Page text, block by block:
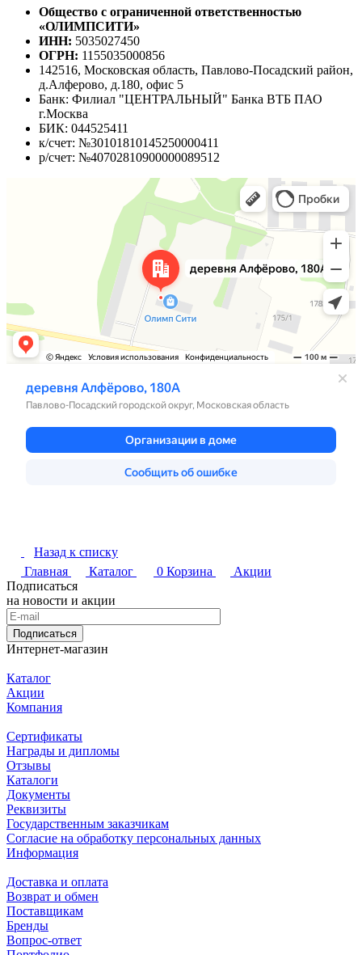
Общество с ограниченной ответственностью
«ОЛИМПСИТИ»
ИНН: 5035027450
ОГРН: 1155035000856
142516, Московская область, Павлово-Посадский район,
д.Алферово, д.180, офис 5
Банк: Филиал "ЦЕНТРАЛЬНЫЙ" Банка ВТБ ПАО
г.Москва
БИК: 044525411
к/счет: №30101810145250000411
р/счет: №40702810900000089512
Назад к списку
Главная
Каталог 0 Корзина
Акции
Подписаться
на новости и акции
Подписаться
Интернет-магазин
Каталог
Акции
Компания
Сертификаты
Награды и дипломы
Отзывы
Каталоги
Документы
Реквизиты
Государственным заказчикам
Согласие на обработку персональных данных
Информация
Доставка и оплата
Возврат и обмен
Поставщикам
Бренды
Вопрос-ответ